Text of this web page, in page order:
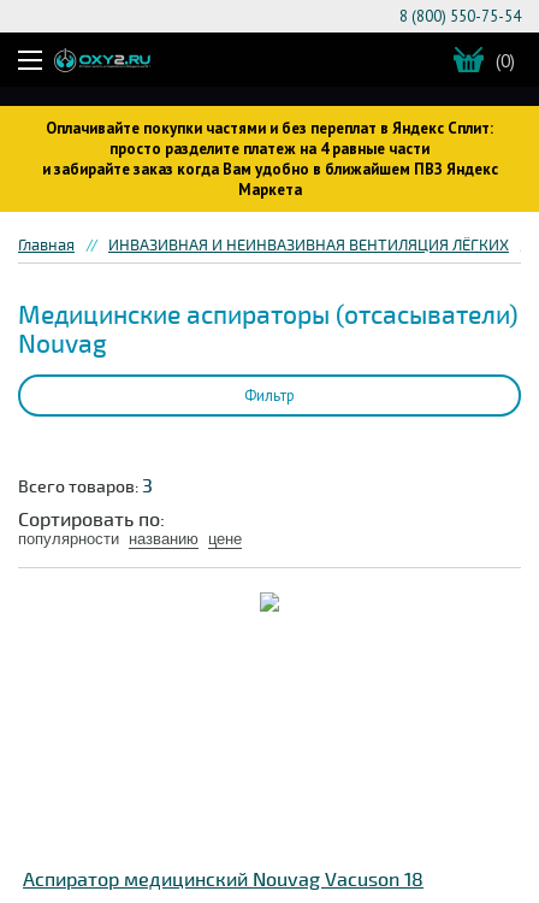
Оплачивайте покупки частями и без переплат в Яндекс Сплит:
просто разделите платеж на 4 равные части
и забирайте заказ когда Вам удобно в ближайшем ПВЗ Яндекс
Маркета
8 (800) 550-75-54
(0)
Главная ИНВАЗИВНАЯ И НЕИНВАЗИВНАЯ ВЕНТИЛЯЦИЯ ЛЁГКИХ
Медицинские аспираторы (отсасыватели)
Nouvag
Фильтр
Всего товаров:3
Сортировать по:
популярности названию цене
Аспиратор медицинский Nouvag Vacuson 18